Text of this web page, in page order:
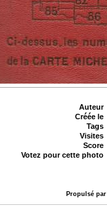
Auteur
Créée le
Tags
Visites
Score
Votez pour cette photo
Propulsé par